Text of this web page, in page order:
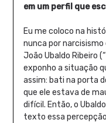
em um perfil que
Eu me coloco na
nunca por
João Ubaldo Ribeiro
exponho a situação
assim: bati na porta
que ele estava de
difícil. Então, o
texto essa